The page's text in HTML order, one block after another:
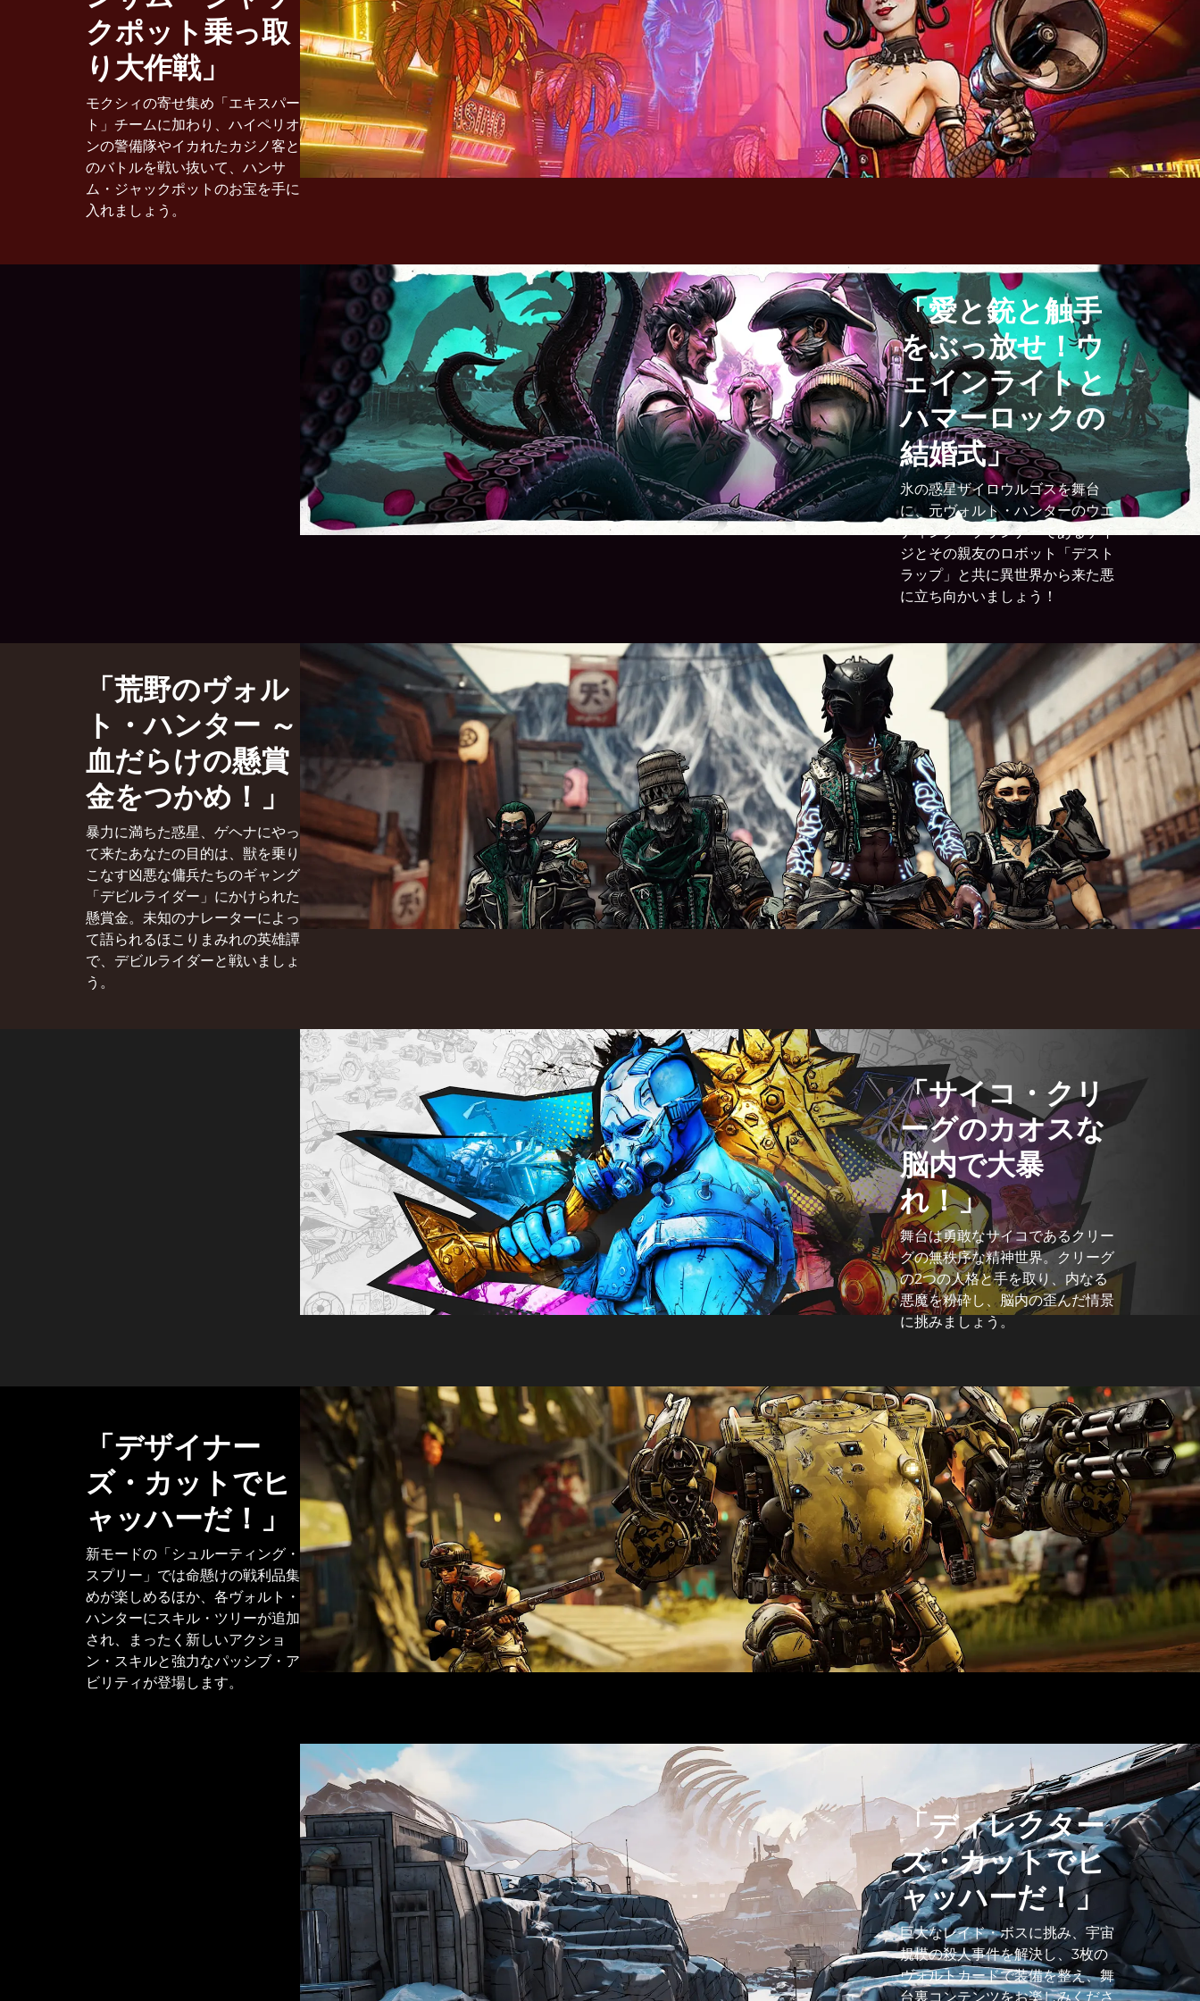
クポット乗っ取
り大作戦」
モクシィの寄せ集め「エキスパー
ト」チームに加わり、ハイペリオ
ンの警備隊やイカれたカジノ客と
のバトルを戦い抜いて、ハンサ
ム・ジャックポットのお宝を手に
入れましょう。
「愛と銃と触手
をぶっ放せ！ウ
ェインライトと
ハマーロックの
結婚式」
氷の惑星ザイロウルゴスを舞台
に、元ヴォルト・ハンターのウエ
ディング・プランナーであるゲイ
ジとその親友のロボット「デスト
ラップ」と共に異世界から来た悪
に立ち向かいましょう！
「荒野のヴォル
ト・ハンター ～
血だらけの懸賞
金をつかめ！」
暴力に満ちた惑星、ゲヘナにやっ
て来たあなたの目的は、獣を乗り
こなす凶悪な傭兵たちのギャング
「デビルライダー」にかけられた
懸賞金。未知のナレーターによっ
て語られるほこりまみれの英雄譚
で、デビルライダーと戦いましょ
う。
「サイコ・クリ
ーグのカオスな
脳内で大暴
れ！」
舞台は勇敢なサイコであるクリー
グの無秩序な精神世界。クリーグ
の2つの人格と手を取り、内なる
悪魔を粉砕し、脳内の歪んだ情景
に挑みましょう。
「デザイナー
ズ・カットでヒ
ャッハーだ！」
新モードの「シュルーティング・
スプリー」では命懸けの戦利品集
めが楽しめるほか、各ヴォルト・
ハンターにスキル・ツリーが追加
され、まったく新しいアクショ
ン・スキルと強力なパッシブ・ア
ビリティが登場します。
「ディレクター
ズ・カットでヒ
ャッハーだ！」
巨大なレイド・ボスに挑み、宇宙
規模の殺人事件を解決し、3枚の
ヴォルトカードで装備を整え、舞
台裏コンテンツをお楽しみくださ